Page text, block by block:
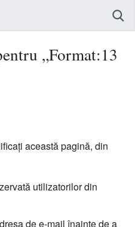
„Format:13
această pagină, din
utilizatorilor din
de e-mail înainte de a